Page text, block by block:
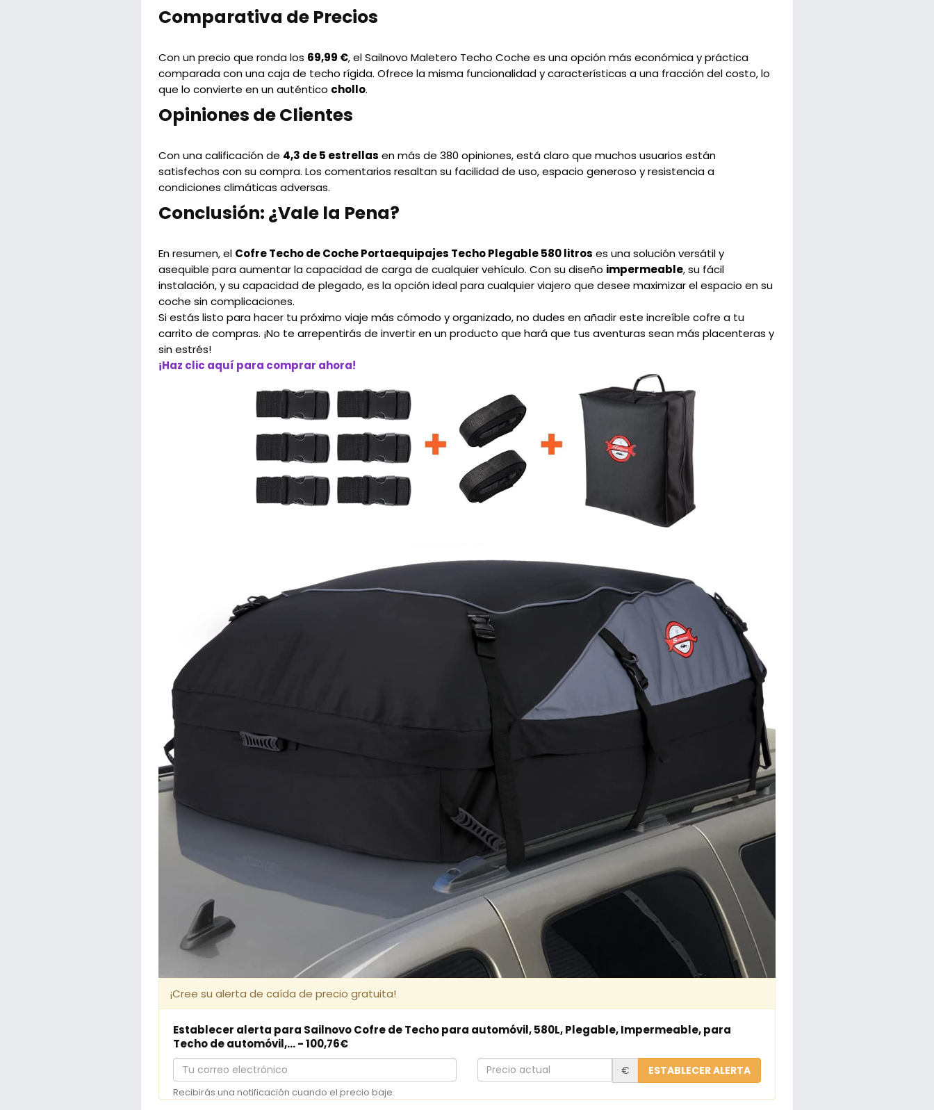
Comparativa de Precios
Con un precio que ronda los 69,99 €, el Sailnovo Maletero Techo Coche es una opción más económica y práctica
comparada con una caja de techo rígida. Ofrece la misma funcionalidad y características a una fracción del costo, lo
que lo convierte en un auténtico chollo.
Opiniones de Clientes
Con una calificación de 4,3 de 5 estrellas en más de 380 opiniones, está claro que muchos usuarios están
satisfechos con su compra. Los comentarios resaltan su facilidad de uso, espacio generoso y resistencia a
condiciones climáticas adversas.
Conclusión: ¿Vale la Pena?
En resumen, el Cofre Techo de Coche Portaequipajes Techo Plegable 580 litros es una solución versátil y
asequible para aumentar la capacidad de carga de cualquier vehículo. Con su diseño impermeable, su fácil
instalación, y su capacidad de plegado, es la opción ideal para cualquier viajero que desee maximizar el espacio en su
coche sin complicaciones.
Si estás listo para hacer tu próximo viaje más cómodo y organizado, no dudes en añadir este increíble cofre a tu
carrito de compras. ¡No te arrepentirás de invertir en un producto que hará que tus aventuras sean más placenteras y
sin estrés!
¡Haz clic aquí para comprar ahora!
¡Cree su alerta de caída de precio gratuita!
Establecer alerta para Sailnovo Cofre de Techo para automóvil, 580L, Plegable, Impermeable, para
Techo de automóvil,... - 100,76€
Tu
correo
electrónico
Precio
actual
€ ESTABLECER ALERTA
Recibirás una notificación cuando el precio baje.